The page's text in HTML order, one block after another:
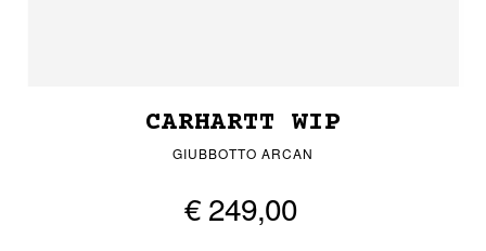
CARHARTT WIP
GIUBBOTTO ARCAN
€ 249,00